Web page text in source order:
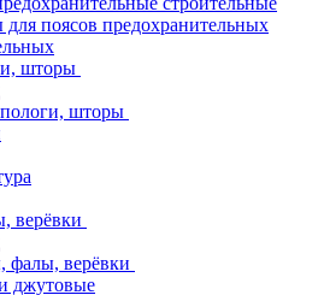
поясов предохранительных
шторы
шторы
верёвки
верёвки
джутовые